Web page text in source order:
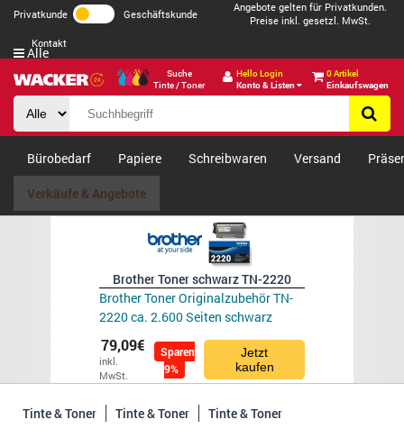
Privatkunde Geschäftskunde
Angebote gelten für Privatkunden.
Preise inkl. gesetzl. MwSt.
Kontakt
Suche
Tinte / Toner
Hello Login
Konto & Listen
0 Artikel
Einkaufswagen
Alle
Bürobedarf Papiere Schreibwaren Versand
Verkäufe & Angebote
Brother Toner schwarz TN-2220
Brother Toner Originalzubehör TN-
2220 ca. 2.600 Seiten schwarz
79,09€
inkl.
MwSt.
Sparen
9%
Jetzt
kaufen
Tinte & Toner Tinte & Toner Tinte & Toner